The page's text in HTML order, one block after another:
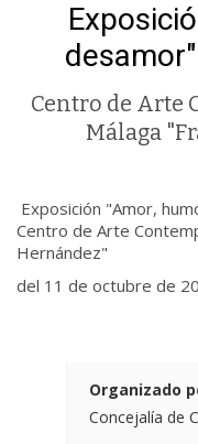
Centro de Arte
Málaga
Exposición "Amor,
Centro de Arte
Hernández"
del 11 de octubre de
Organizado
Concejalía de